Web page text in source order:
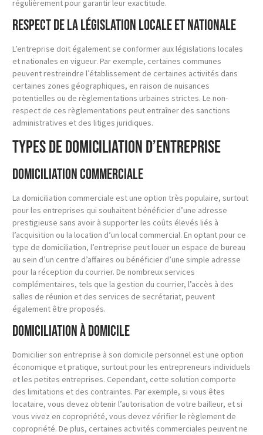
régulièrement pour garantir leur exactitude.
Respect de la législation locale et nationale
L’entreprise doit également se conformer aux législations locales
et nationales en vigueur. Par exemple, certaines communes
peuvent restreindre l’établissement de certaines activités dans
certaines zones géographiques, en raison de nuisances
potentielles ou de règlementations urbaines strictes. Le non-
respect de ces règlementations peut entraîner des sanctions
administratives et des litiges juridiques.
Types de domiciliation d’entreprise
Domiciliation commerciale
La domiciliation commerciale est une option très populaire, surtout
pour les entreprises qui souhaitent bénéficier d’une adresse
prestigieuse sans avoir à supporter les coûts élevés liés à
l’acquisition ou la location d’un local commercial. En optant pour ce
type de domiciliation, l’entreprise peut louer un espace de bureau
au sein d’un centre d’affaires ou bénéficier d’une simple adresse
pour la réception du courrier. De nombreux services
complémentaires, tels que la gestion du courrier, l’accès à des
salles de réunion et des services de secrétariat, peuvent
également être proposés.
Domiciliation à domicile
Domicilier son entreprise à son domicile personnel est une option
économique et pratique, surtout pour les entrepreneurs individuels
et les petites entreprises. Cependant, cette solution comporte
des limitations et des contraintes. Par exemple, si vous êtes
locataire, vous devez obtenir l’autorisation de votre bailleur, et si
vous vivez en copropriété, vous devez vérifier le règlement de
copropriété. De plus, certaines activités commerciales peuvent ne